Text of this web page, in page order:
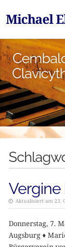
Michael
Vergine
Aktualisiert am 23.
Donnerstag, 7.
Augsburg ♦